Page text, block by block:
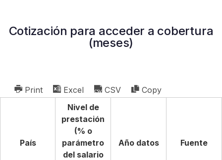
Cotización para acceder a cobertura
(meses)
Print Excel CSV Copy
País
Nivel de
prestación
(% o
parámetro
del salario
Año datos Fuente